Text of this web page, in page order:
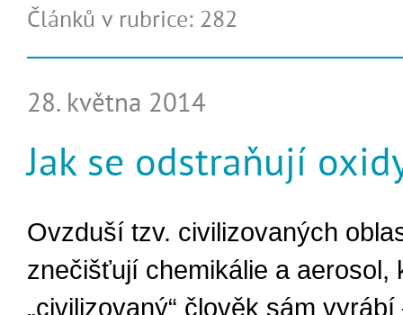
Článků v rubrice: 282
28. května 2014
Jak se odstraňují
Ovzduší tzv. civilizovaných
znečišťují chemikálie a aerosol,
„civilizovaný“ člověk sám